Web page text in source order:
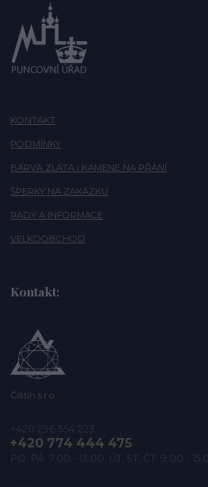
KONTAKT
PODMÍNKY
BARVA ZLATA I KAMENE NA PŘÁNÍ
ŠPERKY NA ZAKÁZKU
RADY A INFORMACE
VELKOOBCHOD
Kontakt:
Čištín s.r.o.
+420 296 554 223
+420 774 444 475
PO, PÁ: 7.00 - 13.00, ÚT, ST, ČT: 9.00 -